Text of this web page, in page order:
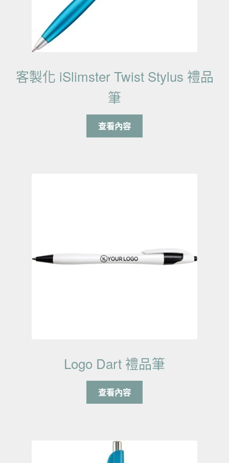
客製化 iSlimster Twist Stylus 禮品
筆
查看內容
Logo Dart 禮品筆
查看內容